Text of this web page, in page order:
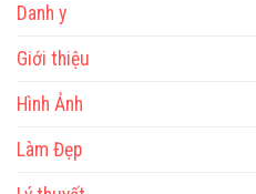
Danh y
Giới thiệu
Hình Ảnh
Làm Đẹp